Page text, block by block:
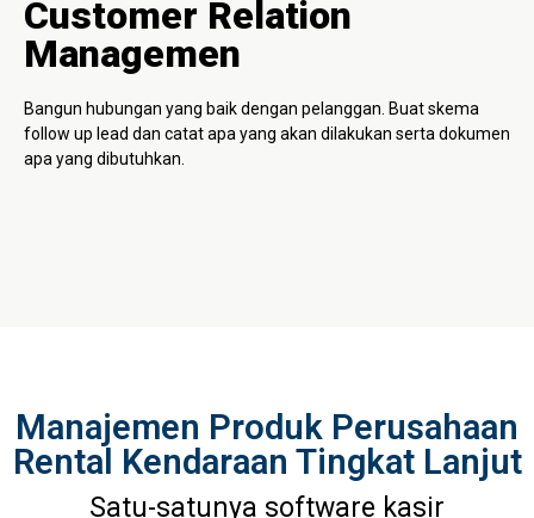
Customer Relation
Managemen
Bangun hubungan yang baik dengan pelanggan. Buat skema
follow up lead dan catat apa yang akan dilakukan serta dokumen
apa yang dibutuhkan.
Manajemen Produk Perusahaan
Rental Kendaraan Tingkat Lanjut
Satu-satunya software kasir